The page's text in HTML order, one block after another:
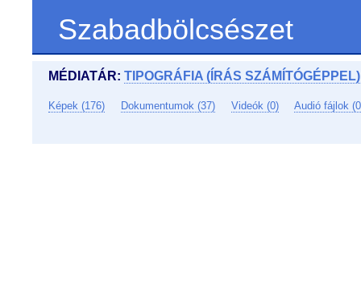
Szabadbölcsészet
MÉDIATÁR: TIPOGRÁFIA (ÍRÁS SZÁMÍTÓGÉPPEL)
Képek (176) Dokumentumok (37) Videók (0) Audió fájlok